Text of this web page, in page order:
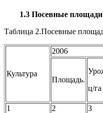
1.3 Посевные площади
Таблица 2.Посевные
Культура
2006
Площадь.
ц/га
1 2 3